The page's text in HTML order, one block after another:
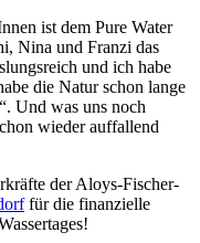
ist dem Pure Water
Nina und Franzi das
und ich habe
die Natur schon lange
Und was uns noch
wieder auffallend
der Aloys-Fischer-
für die finanzielle